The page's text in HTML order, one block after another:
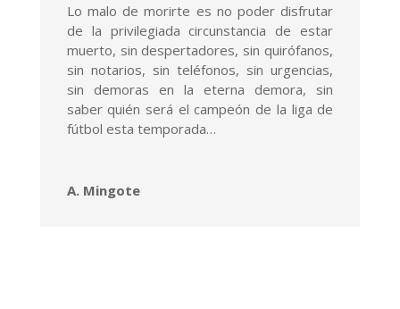
Lo malo de morirte es no poder disfrutar
de la privilegiada circunstancia de estar
muerto, sin despertadores, sin quirófanos,
sin notarios, sin teléfonos, sin urgencias,
sin demoras en la eterna demora, sin
saber quién será el campeón de la liga de
fútbol esta temporada…
A. Mingote